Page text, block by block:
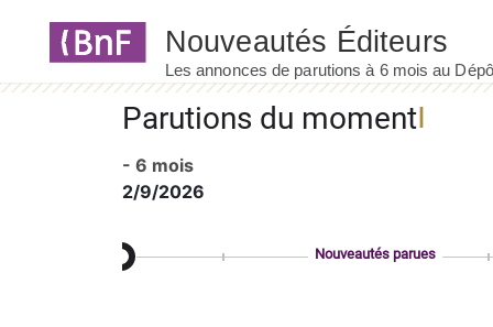
Parutions du moment
- 6 mois
2/9/2026
Nouveautés parues